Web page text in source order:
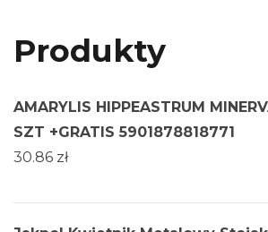
Produkty
AMARYLIS HIPPEASTRUM
SZT +GRATIS 5901878818771
30.86 zł